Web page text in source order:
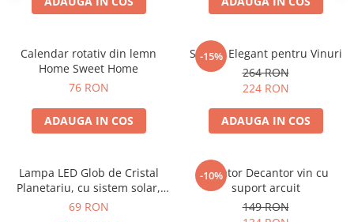
Calendar rotativ din lemn
Home Sweet Home
76 RON
ADAUGA IN COS
-15%
Suport Elegant pentru Vinuri
264 RON
224 RON
ADAUGA IN COS
Lampa LED Glob de Cristal
Planetariu, cu sistem solar,
cadou captivant
69 RON
-10%
Aerator Decantor vin cu
suport arcuit
149 RON